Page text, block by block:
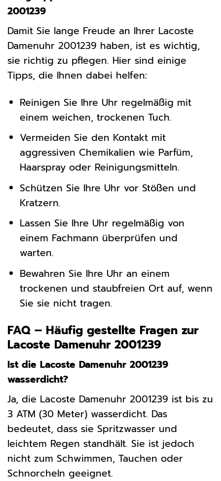
2001239
Damit Sie lange Freude an Ihrer Lacoste
Damenuhr 2001239 haben, ist es wichtig,
sie richtig zu pflegen. Hier sind einige
Tipps, die Ihnen dabei helfen:
Reinigen Sie Ihre Uhr regelmäßig mit
einem weichen, trockenen Tuch.
Vermeiden Sie den Kontakt mit
aggressiven Chemikalien wie Parfüm,
Haarspray oder Reinigungsmitteln.
Schützen Sie Ihre Uhr vor Stößen und
Kratzern.
Lassen Sie Ihre Uhr regelmäßig von
einem Fachmann überprüfen und
warten.
Bewahren Sie Ihre Uhr an einem
trockenen und staubfreien Ort auf, wenn
Sie sie nicht tragen.
FAQ – Häufig gestellte Fragen zur
Lacoste Damenuhr 2001239
Ist die Lacoste Damenuhr 2001239
wasserdicht?
Ja, die Lacoste Damenuhr 2001239 ist bis zu
3 ATM (30 Meter) wasserdicht. Das
bedeutet, dass sie Spritzwasser und
leichtem Regen standhält. Sie ist jedoch
nicht zum Schwimmen, Tauchen oder
Schnorcheln geeignet.